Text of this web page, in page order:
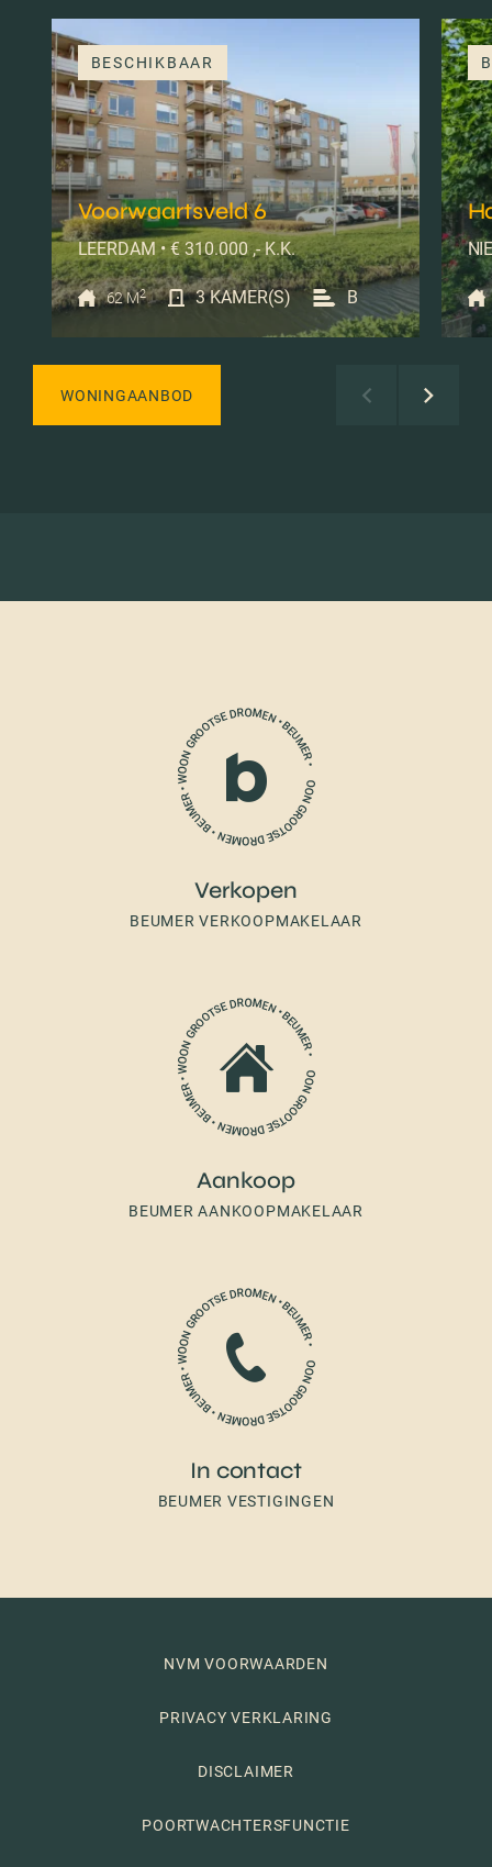
BESCHIKBAAR
Voorwaartsveld 6
LEERDAM • € 310.000 ,- K.K.
62 M2 3 KAMER(S) B
WONINGAANBOD
Verkopen
BEUMER VERKOOPMAKELAAR
Aankoop
BEUMER AANKOOPMAKELAAR
In contact
BEUMER VESTIGINGEN
NVM VOORWAARDEN
PRIVACY VERKLARING
DISCLAIMER
POORTWACHTERSFUNCTIE